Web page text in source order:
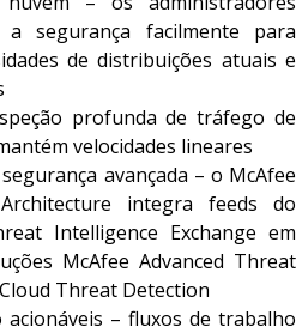
a segurança facilmente para
de distribuições atuais e
profunda de tráfego de
velocidades lineares
avançada – o McAfee
integra feeds do
Intelligence Exchange em
McAfee Advanced Threat
Threat Detection
acionáveis – fluxos de trabalho